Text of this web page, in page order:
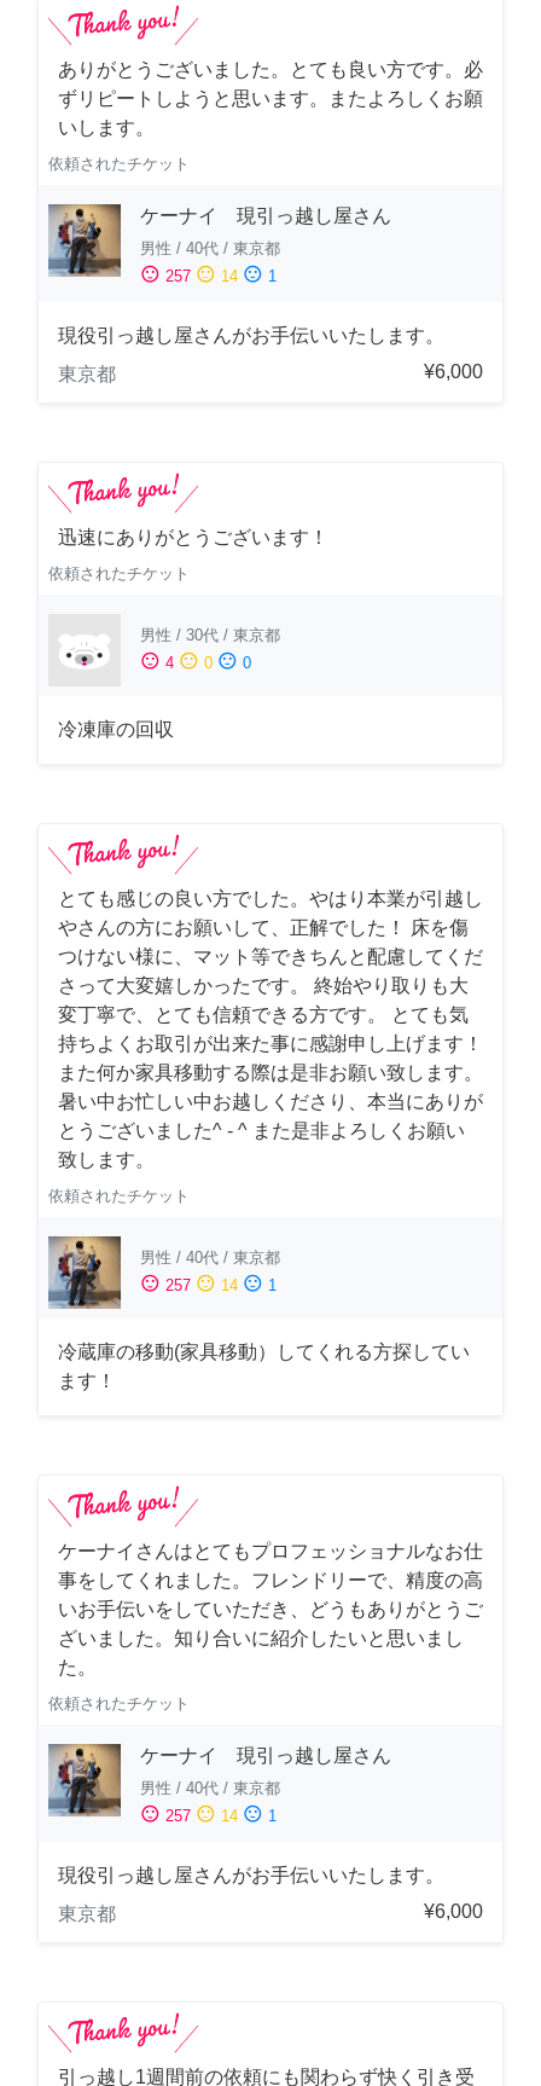
ありがとうございました。とても良い方です。必
ずリピートしようと思います。またよろしくお願
いします。
依頼されたチケット
ケーナイ 現引っ越し屋さん
男性 / 40代 / 東京都
sentiment_satisfied 257 sentiment_neutral 14 sentiment_dissatisfied 1
現役引っ越し屋さんがお手伝いいたします。
東京都
¥6,000
迅速にありがとうございます！
依頼されたチケット
男性 / 30代 / 東京都
sentiment_satisfied 4 sentiment_neutral 0 sentiment_dissatisfied 0
冷凍庫の回収
とても感じの良い方でした。やはり本業が引越し
やさんの方にお願いして、正解でした！ 床を傷
つけない様に、マット等できちんと配慮してくだ
さって大変嬉しかったです。 終始やり取りも大
変丁寧で、とても信頼できる方です。 とても気
持ちよくお取引が出来た事に感謝申し上げます！
また何か家具移動する際は是非お願い致します。
暑い中お忙しい中お越しくださり、本当にありが
とうございました^ - ^ また是非よろしくお願い
致します。
依頼されたチケット
男性 / 40代 / 東京都
sentiment_satisfied 257 sentiment_neutral 14 sentiment_dissatisfied 1
冷蔵庫の移動(家具移動）してくれる方探してい
ます！
ケーナイさんはとてもプロフェッショナルなお仕
事をしてくれました。フレンドリーで、精度の高
いお手伝いをしていただき、どうもありがとうご
ざいました。知り合いに紹介したいと思いまし
た。
依頼されたチケット
ケーナイ 現引っ越し屋さん
男性 / 40代 / 東京都
sentiment_satisfied 257 sentiment_neutral 14 sentiment_dissatisfied 1
現役引っ越し屋さんがお手伝いいたします。
東京都
¥6,000
引っ越し1週間前の依頼にも関わらず快く引き受